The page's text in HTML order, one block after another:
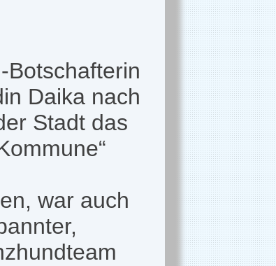
Botschafterin
Daika nach
Stadt das
war auch